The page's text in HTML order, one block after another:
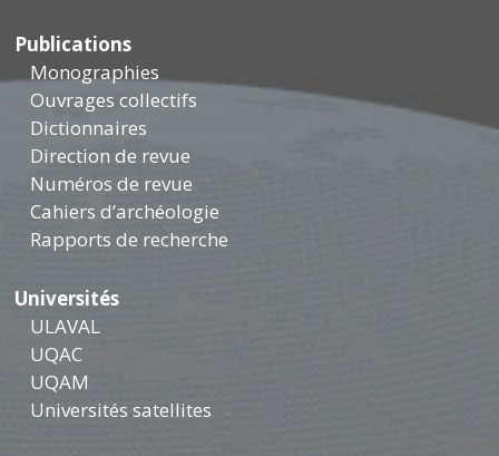
Publications
Monographies
Ouvrages collectifs
Dictionnaires
Direction de revue
Numéros de revue
Cahiers d’archéologie
Rapports de recherche
Universités
ULAVAL
UQAC
UQAM
Universités satellites